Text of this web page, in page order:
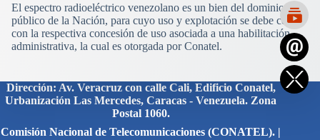
El espectro radioeléctrico venezolano es un bien del dominio
público de la Nación, para cuyo uso y explotación se debe contar
con la respectiva concesión de uso asociada a una habilitación
administrativa, la cual es otorgada por Conatel.
Dirección: Av. Veracruz con calle Cali, Edificio Conatel,
Urbanización Las Mercedes, Caracas - Venezuela. Zona
Postal 1060.
Comisión Nacional de Telecomunicaciones (CONATEL). |